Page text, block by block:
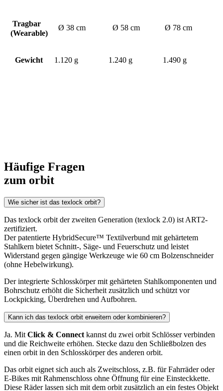
Tragbar
(Wearable)
Ø 38 cm Ø 58 cm Ø 78 cm
Gewicht 1.120 g 1.240 g 1.490 g
Häufige Fragen
zum orbit
Wie sicher ist das texlock orbit?
Das texlock orbit der zweiten Generation (texlock 2.0) ist ART2-
zertifiziert.
Der patentierte HybridSecure™ Textilverbund mit gehärtetem
Stahlkern bietet Schnitt-, Säge- und Feuerschutz und leistet
Widerstand gegen gängige Werkzeuge wie 60 cm Bolzenschneider
(ohne Hebelwirkung).
Der integrierte Schlosskörper mit gehärteten Stahlkomponenten und
Bohrschutz erhöht die Sicherheit zusätzlich und schützt vor
Lockpicking, Überdrehen und Aufbohren.
Kann ich das texlock orbit erweitern oder kombinieren?
Ja. Mit Click & Connect kannst du zwei orbit Schlösser verbinden
und die Reichweite erhöhen. Stecke dazu den Schließbolzen des
einen orbit in den Schlosskörper des anderen orbit.
Das orbit eignet sich auch als Zweitschloss, z.B. für Fahrräder oder
E-Bikes mit Rahmenschloss ohne Öffnung für eine Einsteckkette.
Diese Räder lassen sich mit dem orbit zusätzlich an ein festes Objekt